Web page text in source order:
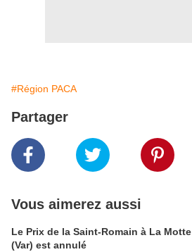
#Région PACA
Partager
Vous aimerez aussi
Le Prix de la Saint-Romain à La Motte
(Var) est annulé